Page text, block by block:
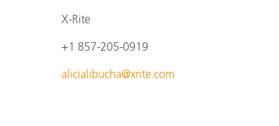
X-Rite
+1 857-205-0919
alicialibucha@xrite.com